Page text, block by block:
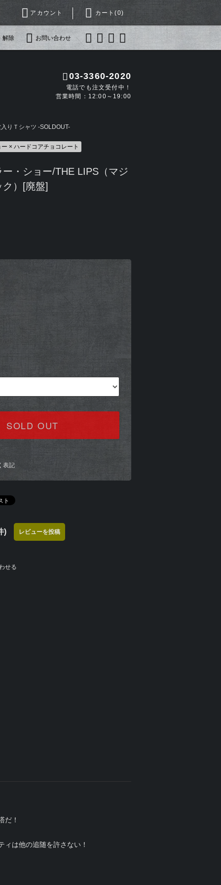
アカウント カート(0)
解除 お問い合わせ
03-3360-2020
電話でも注文受付中！
営業時間：12:00～19:00
りＴシャツ -SOLDOUT-
× ハードコアチョコレート
ー・ショー/THE LIPS（マジ
ク）[廃盤]
SOLD OUT
表記
) レビューを投稿
せる
だ！
は他の追随を許さない！